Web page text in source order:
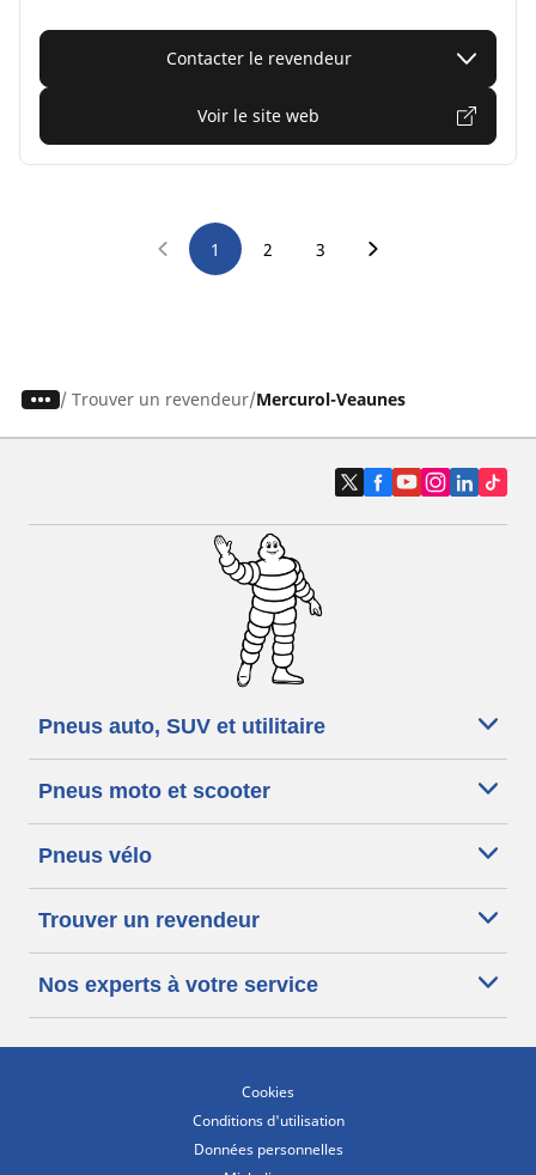
Contacter le revendeur
Voir le site web
1 2 3
/ Trouver un revendeur Mercurol-Veaunes
Pneus auto, SUV et utilitaire
Pneus moto et scooter
Pneus vélo
Trouver un revendeur
Nos experts à votre service
Cookies
Conditions d'utilisation
Données personnelles